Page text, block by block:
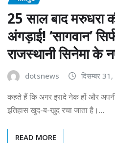
25 साल बाद मरुधरा
अंगड़ाई! ‘सागवान’
राजस्थानी सिनेमा के
dotsnews दिसम्बर
कहते हैं कि अगर इरादे नेक हों और
इतिहास खुद-ब-खुद रचा जाता है।…
READ MORE